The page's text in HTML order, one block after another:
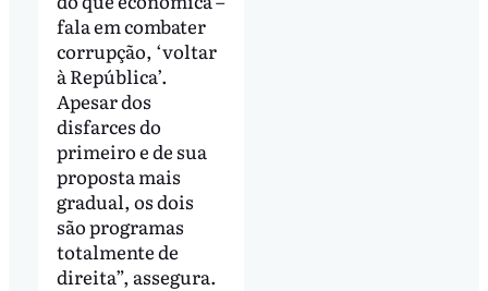
fala em combater
corrupção, ‘voltar
à República’.
Apesar dos
disfarces do
primeiro e de sua
proposta mais
gradual, os dois
são programas
totalmente de
direita”, assegura.